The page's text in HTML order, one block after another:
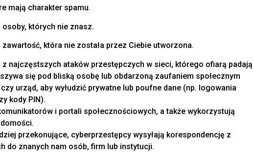
mają charakter spamu.
których nie znasz.
która nie została przez Ciebie utworzona.
najczęstszych ataków przestępczych w sieci, którego ofiarą padają
się pod bliską osobę lub obdarzoną zaufaniem społecznym
urząd, aby wyłudzić prywatne lub poufne dane (np. logowania
kody PIN).
i portali społecznościowych, a także wykorzystują
przekonujące, cyberprzestępcy wysyłają korespondencję z
do znanych nam osób, firm lub instytucji.